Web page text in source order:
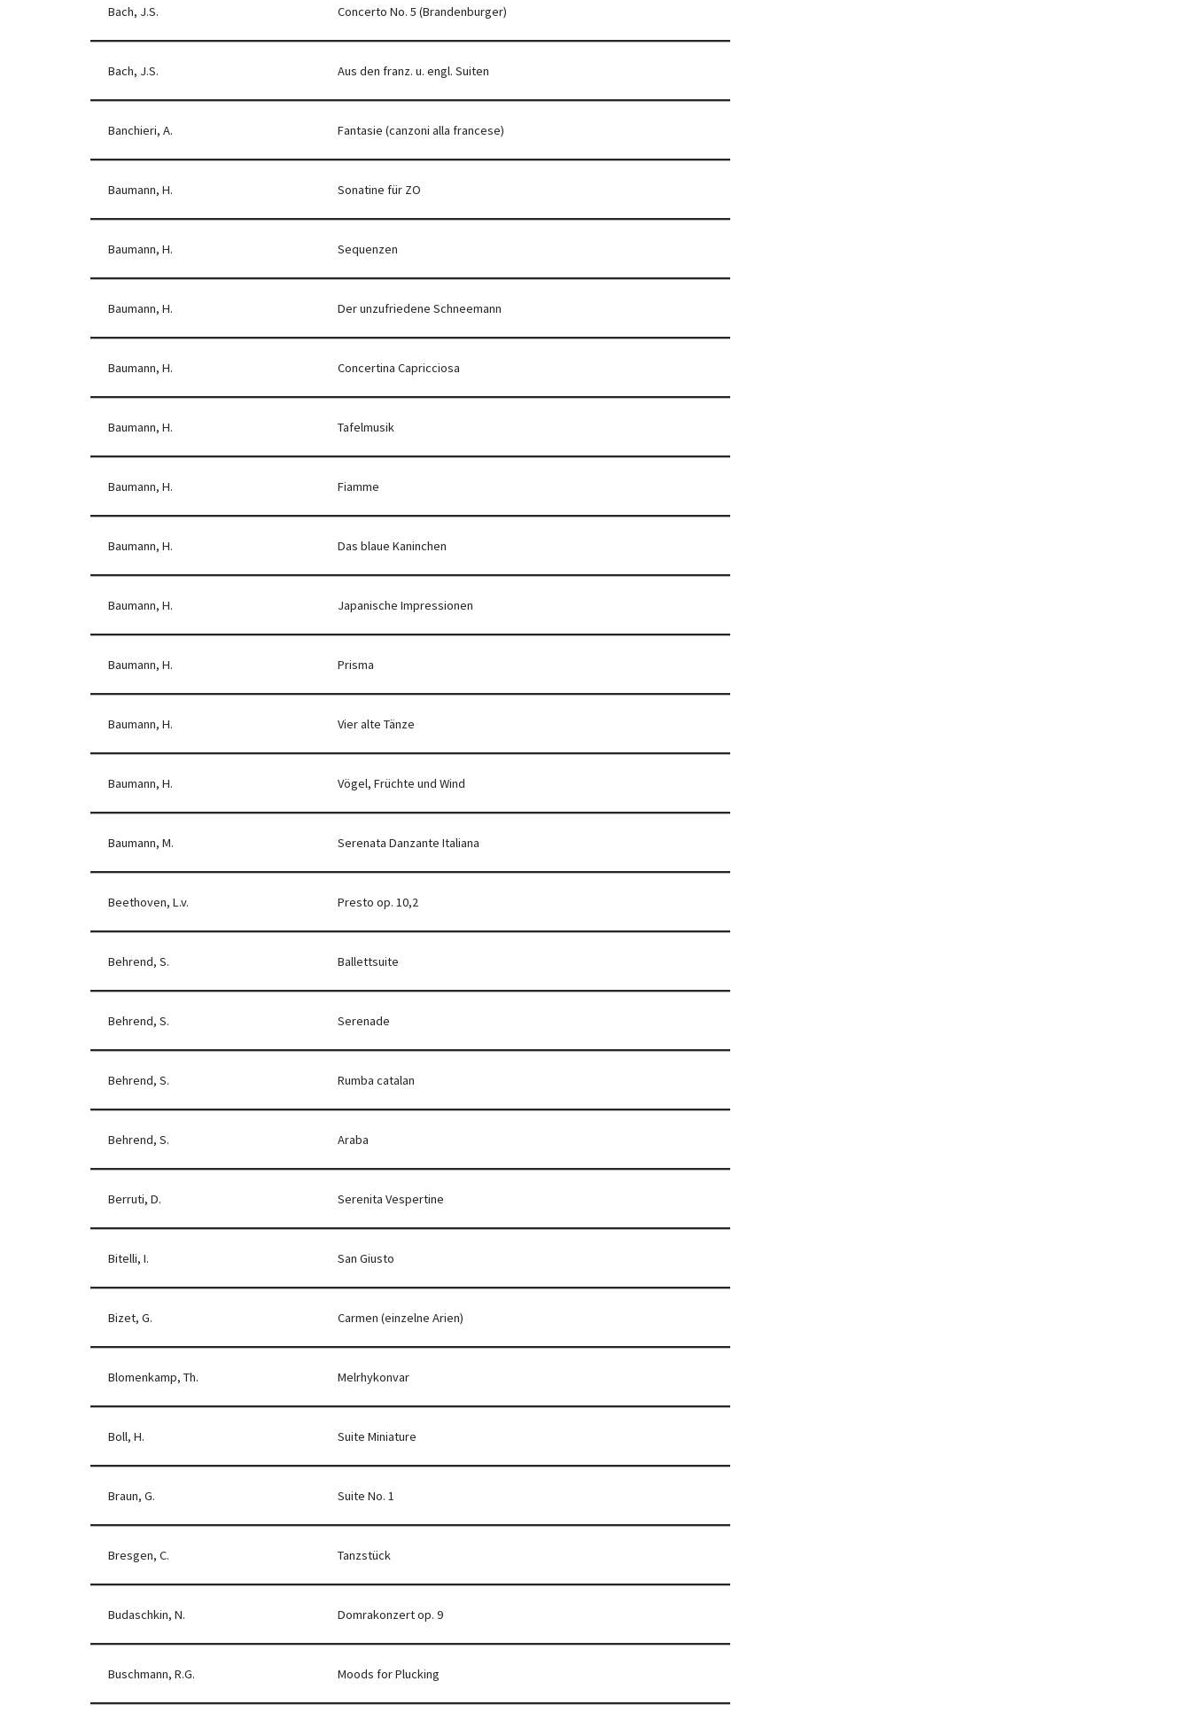
Bach, J.S. Concerto No. 5 (Brandenburger)
Bach, J.S. Aus den franz. u. engl. Suiten
Banchieri, A. Fantasie (canzoni alla francese)
Baumann, H. Sonatine für ZO
Baumann, H. Sequenzen
Baumann, H. Der unzufriedene Schneemann
Baumann, H. Concertina Capricciosa
Baumann, H. Tafelmusik
Baumann, H. Fiamme
Baumann, H. Das blaue Kaninchen
Baumann, H. Japanische Impressionen
Baumann, H. Prisma
Baumann, H. Vier alte Tänze
Baumann, H. Vögel, Früchte und Wind
Baumann, M. Serenata Danzante Italiana
Beethoven, L.v. Presto op. 10,2
Behrend, S. Ballettsuite
Behrend, S. Serenade
Behrend, S. Rumba catalan
Behrend, S. Araba
Berruti, D. Serenita Vespertine
Bitelli, I. San Giusto
Bizet, G. Carmen (einzelne Arien)
Blomenkamp, Th. Melrhykonvar
Boll, H. Suite Miniature
Braun, G. Suite No. 1
Bresgen, C. Tanzstück
Budaschkin, N. Domrakonzert op. 9
Buschmann, R.G. Moods for Plucking